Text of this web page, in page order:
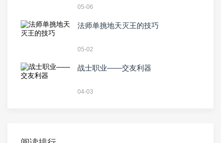
05-06
法师单挑地天灭王的技巧
05-02
战士职业——交友利器
04-03